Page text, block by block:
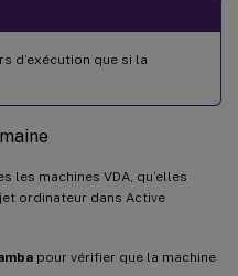
d’exécution que si la
les machines VDA, qu’elles
ordinateur dans Active
pour vérifier que la machine